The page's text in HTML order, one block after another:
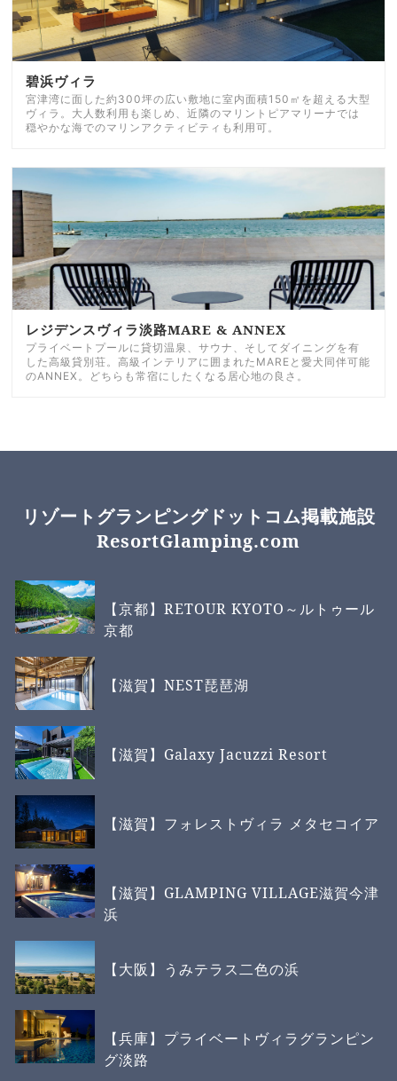
碧浜ヴィラ
宮津湾に面した約300坪の広い敷地に室内面積150㎡を超える大型
ヴィラ。大人数利用も楽しめ、近隣のマリントピアマリーナでは
穏やかな海でのマリンアクティビティも利用可。
レジデンスヴィラ淡路MARE & ANNEX
プライベートプールに貸切温泉、サウナ、そしてダイニングを有
した高級貸別荘。高級インテリアに囲まれたMAREと愛犬同伴可能
のANNEX。どちらも常宿にしたくなる居心地の良さ。
リゾートグランピングドットコム掲載施設
ResortGlamping.com
【京都】RETOUR KYOTO～ルトゥール
京都
【滋賀】NEST琵琶湖
【滋賀】Galaxy Jacuzzi Resort
【滋賀】フォレストヴィラ メタセコイア
【滋賀】GLAMPING VILLAGE滋賀今津
浜
【大阪】うみテラス二色の浜
【兵庫】プライベートヴィラグランピン
グ淡路